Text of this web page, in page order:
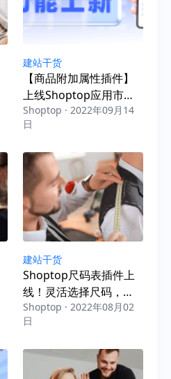
建站干货
【商品附加属性插件】
上线Shoptop应用市
场，满足用户花式需
求，添加无上限！
Shoptop · 2022年09月14
日
建站干货
Shoptop尺码表插件上
线！灵活选择尺码，降
低退货率
Shoptop · 2022年08月02
日